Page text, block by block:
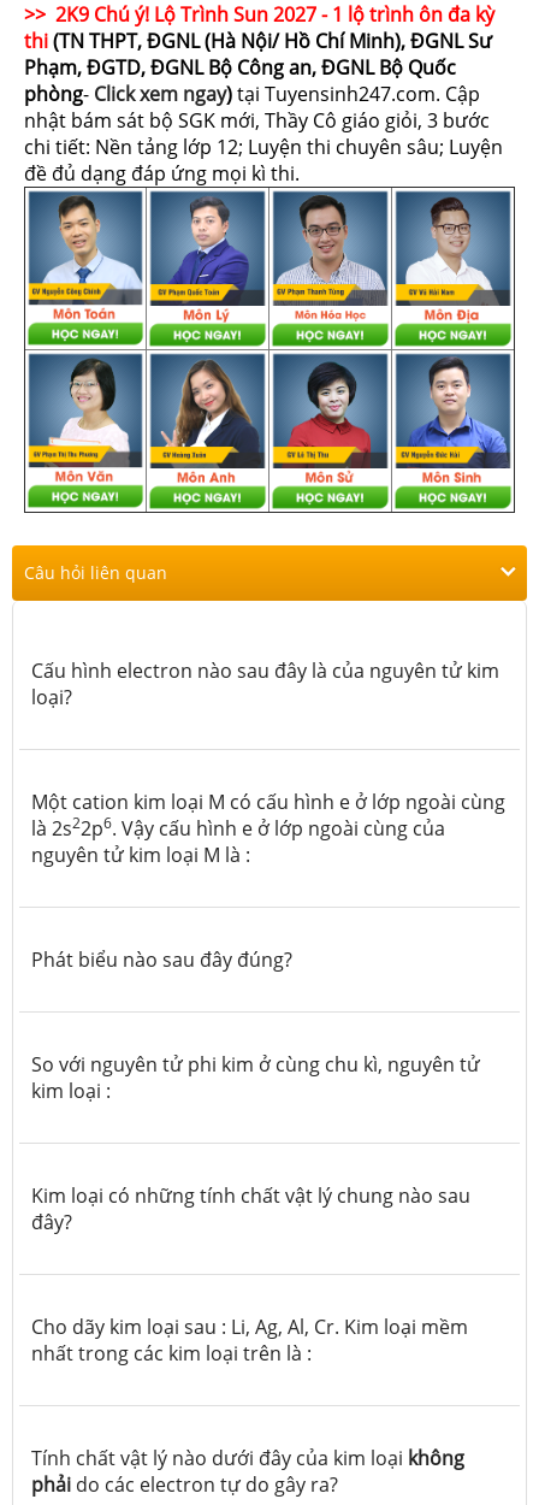
>> 2K9 Chú ý! Lộ Trình Sun 2027 - 1 lộ trình ôn đa kỳ
thi(TN THPT, ĐGNL (Hà Nội/ Hồ Chí Minh), ĐGNL Sư
Phạm, ĐGTD, ĐGNL Bộ Công an, ĐGNL Bộ Quốc
phòng- Click xem ngay)tại Tuyensinh247.com. Cập
nhật bám sát bộ SGK mới, Thầy Cô giáo giỏi, 3 bước
chi tiết: Nền tảng lớp 12; Luyện thi chuyên sâu; Luyện
đề đủ dạng đáp ứng mọi kì thi.
Câu hỏi liên quan
Cấu hình electron nào sau đây là của nguyên tử kim
loại?
Một cation kim loại M có cấu hình e ở lớp ngoài cùng
là 2s22p6. Vậy cấu hình e ở lớp ngoài cùng của
nguyên tử kim loại M là :
Phát biểu nào sau đây đúng?
So với nguyên tử phi kim ở cùng chu kì, nguyên tử
kim loại :
Kim loại có những tính chất vật lý chung nào sau
đây?
Cho dãy kim loại sau : Li, Ag, Al, Cr. Kim loại mềm
nhất trong các kim loại trên là :
Tính chất vật lý nào dưới đây của kim loại không
phải do các electron tự do gây ra?